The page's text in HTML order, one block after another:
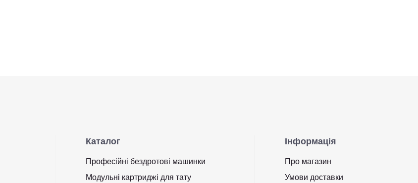
Каталог
Професійні бездротові машинки
Модульні картриджі для тату
Інформація
Про магазин
Умови доставки